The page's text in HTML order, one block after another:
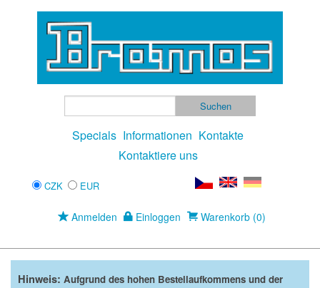
Specials Informationen Kontakte
Kontaktiere uns
CZK EUR
Anmelden Einloggen Warenkorb (0)
Hinweis: Aufgrund des hohen Bestellaufkommens und der